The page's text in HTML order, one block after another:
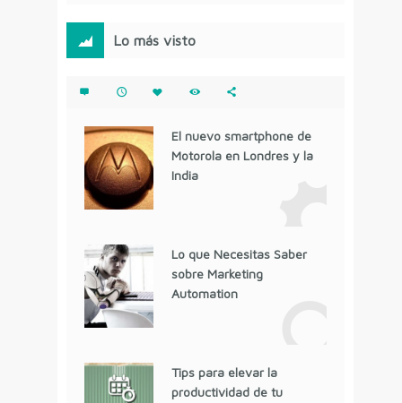
Lo más visto
El nuevo smartphone de
Motorola en Londres y la
India
Lo que Necesitas Saber
sobre Marketing
Automation
Tips para elevar la
productividad de tu